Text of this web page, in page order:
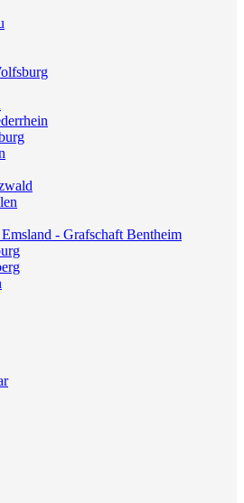
- Grafschaft Bentheim